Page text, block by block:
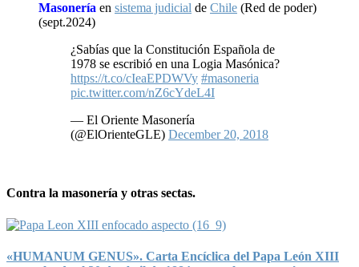
Masonería en sistema judicial de Chile (Red de poder)
(sept.2024)
¿Sabías que la Constitución Española de
1978 se escribió en una Logia Masónica?
https://t.co/cIeaEPDWVy #masoneria
pic.twitter.com/nZ6cYdeL4I
— El Oriente Masonería
(@ElOrienteGLE) December 20, 2018
Contra la masonería y otras sectas.
«HUMANUM GENUS». Carta Encíclica del Papa León XIII